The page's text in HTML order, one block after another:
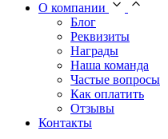
О компании
Блог
Реквизиты
Награды
Наша команда
Частые вопросы
Как оплатить
Отзывы
Контакты